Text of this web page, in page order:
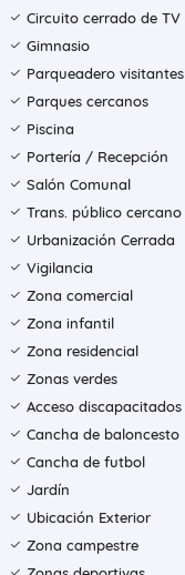
Circuito cerrado de TV
Gimnasio
Parqueadero visitantes
Parques cercanos
Piscina
Portería / Recepción
Salón Comunal
Trans. público cercano
Urbanización Cerrada
Vigilancia
Zona comercial
Zona infantil
Zona residencial
Zonas verdes
Acceso discapacitados
Cancha de baloncesto
Cancha de futbol
Jardín
Ubicación Exterior
Zona campestre